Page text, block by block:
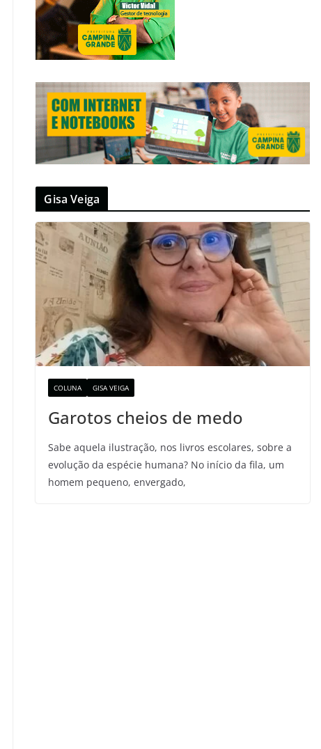
Gisa Veiga
COLUNA GISA VEIGA
Garotos cheios de medo
Sabe aquela ilustração, nos livros escolares, sobre a
evolução da espécie humana? No início da fila, um
homem pequeno, envergado,